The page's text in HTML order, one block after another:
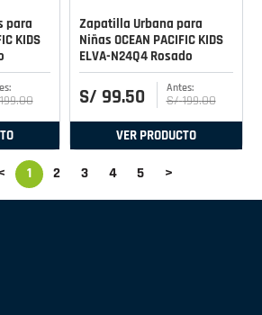
para
KIDS
199.00
Zapatilla Urbana para
Niñas OCEAN PACIFIC KIDS
ELVA-N24Q4 Rosado
S/ 99.50 S/ 199.00
VER PRODUCTO
1 2 3 4 5 >